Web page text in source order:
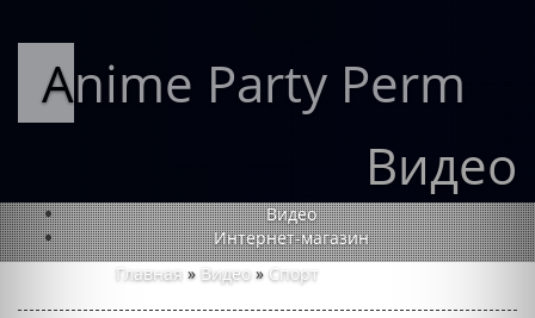
Anime Party Perm
Видео
Видео
Интернет-магазин
Главная » Видео » Спорт